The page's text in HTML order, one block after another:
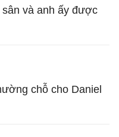
và anh ấy được
chỗ cho Daniel